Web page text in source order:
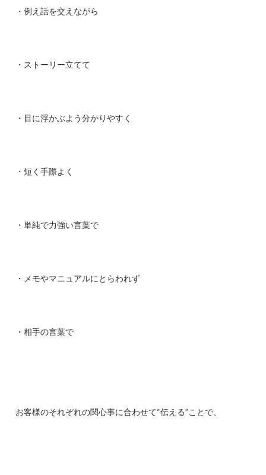
・例え話を交えながら
・ストーリー立てて
・目に浮かぶよう分かりやすく
・短く手際よく
・単純で力強い言葉で
・メモやマニュアルにとらわれず
・相手の言葉で
お客様のそれぞれの関心事に合わせて“伝える”ことで、